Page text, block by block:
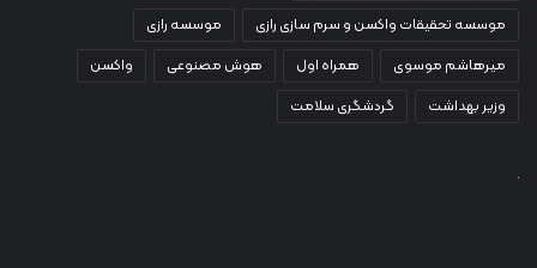
موسسه تحقیقات واکسن و سرم سازی رازی
موسسه رازی
میرهاشم موسوی
همراه اول هوش مصنوعی
واکسن
وزیر بهداشت
گردشگری سلامت